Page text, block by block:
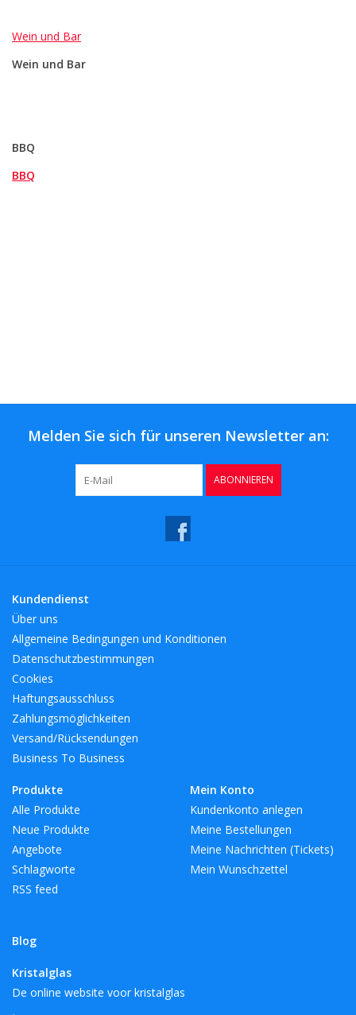
Wein und Bar
Wein und Bar
BBQ
BBQ
Melden Sie sich für unseren Newsletter an:
ABONNIEREN
Kundendienst
Über uns
Allgemeine Bedingungen und Konditionen
Datenschutzbestimmungen
Cookies
Haftungsausschluss
Zahlungsmöglichkeiten
Versand/Rücksendungen
Business To Business
Produkte
Alle Produkte
Neue Produkte
Angebote
Schlagworte
RSS feed
Blog
Mein Konto
Kundenkonto anlegen
Meine Bestellungen
Meine Nachrichten (Tickets)
Mein Wunschzettel
Kristalglas
De online website voor kristalglas